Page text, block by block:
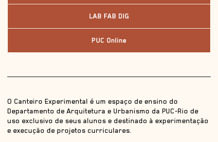
LAB FAB DIG
PUC Online
O Canteiro Experimental é um espaço de ensino do
Departamento de Arquitetura e Urbanismo da PUC-Rio de
uso exclusivo de seus alunos e destinado à experimentação
e execução de projetos curriculares.